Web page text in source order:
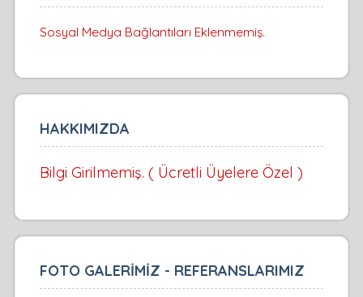
Sosyal Medya Bağlantıları Eklenmemiş.
HAKKIMIZDA
Bilgi Girilmemiş. ( Ücretli Üyelere Özel )
FOTO GALERİMİZ - REFERANSLARIMIZ